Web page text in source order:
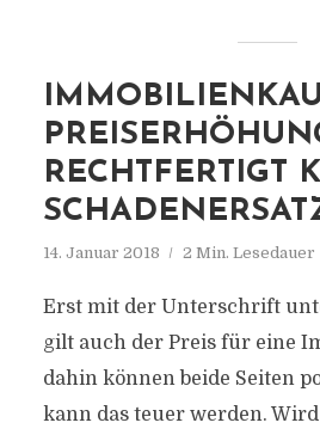
RECHTFERTIGT
14. Januar 2018 2 Min. Lesedauer
Erst mit der Unterschrift
gilt auch der Preis für eine
dahin können beide Seiten
kann das teuer werden.